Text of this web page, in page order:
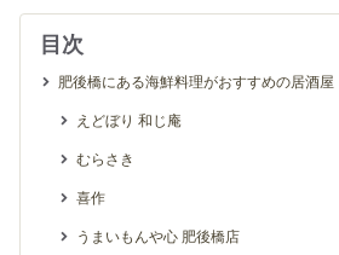
目次
肥後橋にある海鮮料理がおすすめの居酒屋
えどぼり 和じ庵
むらさき
喜作
うまいもんや心 肥後橋店